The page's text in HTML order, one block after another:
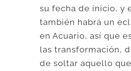
su fecha de inicio, y
también habrá un
en Acuario, así que
las transformación,
de soltar aquello